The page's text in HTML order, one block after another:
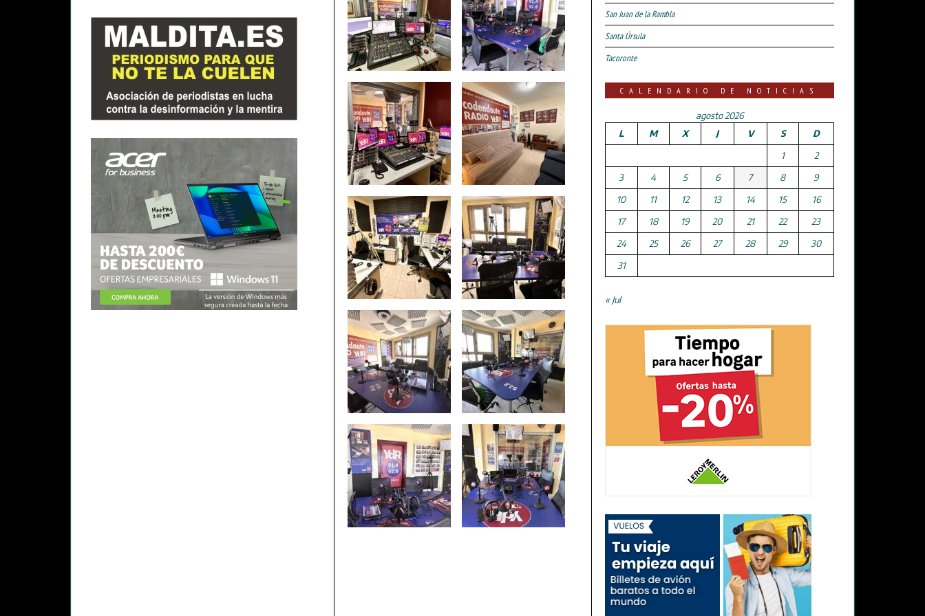
San Juan de la Rambla
Santa Úrsula
Tacoronte
CALENDARIO DE NOTICIAS
agosto 2026
L
M X J V S
D
1
2
3
4 5 6 7 8
9
10
11 12 13 14 15
16
17
18 19 20 21 22
23
24
25 26 27 28 29
30
31
« Jul